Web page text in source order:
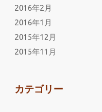
2016年2月
2016年1月
2015年12月
2015年11月
カテゴリー